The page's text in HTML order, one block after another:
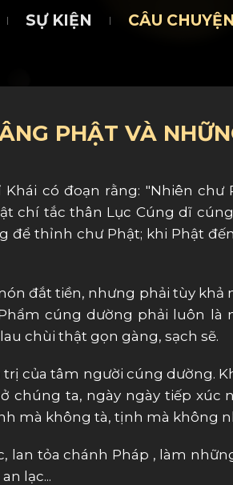
SỰ KIỆN CÂU
PHẬT VÀ
có đoạn rằng: "Nhiên
chí tắc thân Lục Cúng dĩ
để thỉnh chư Phật; khi Phật
đắt tiền, nhưng phải tùy
cúng dường phải luôn
chùi thật gọn gàng, sạch sẽ.
trị của tâm người cúng dường.
chúng ta, ngày ngày tiếp xúc
mà không tà, tịnh mà không
lan tỏa chánh Pháp , làm
lạc...